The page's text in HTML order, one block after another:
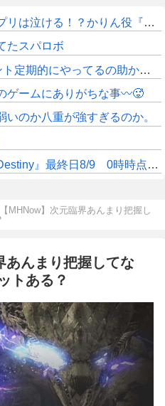
アラン役『島﨑信長さん』レイン役『内山昂輝さん』だと判明！！
たスパロボ
期的にやってるの助かるよね
ゲームにありがちな事〰🥵
のか八重が強すぎるのか。
0時時点でのポイント、ハイスコアのボーダー
【MHNow】次元臨界あんまり把握し
あんまり把握してな
トある？